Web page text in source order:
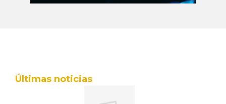
Últimas noticias